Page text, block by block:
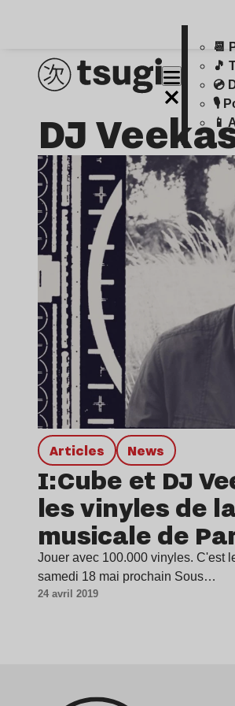
📆
🎵
💿
🎙️
📱
DJ
Articles news
I:Cube et DJ
les vinyles de
musicale de
Jouer avec 100.000 vinyles. C'est
samedi 18 mai prochain Sous…
24 avril 2019